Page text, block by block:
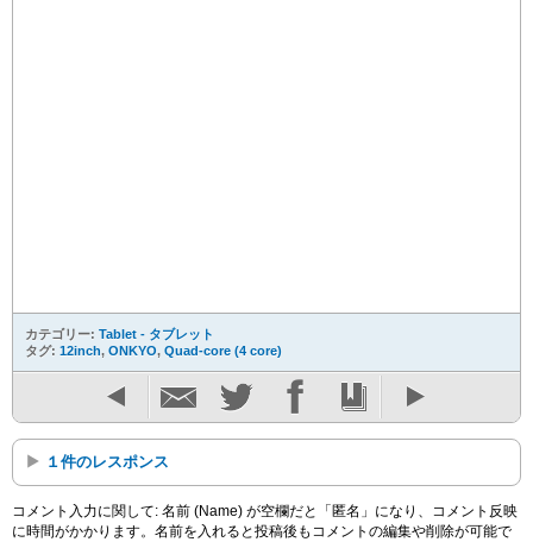
カテゴリー: Tablet - タブレット
タグ: 12inch, ONKYO, Quad-core (4 core)
１件のレスポンス
コメント入力に関して: 名前 (Name) が空欄だと「匿名」になり、コメント反映
に時間がかかります。名前を入れると投稿後もコメントの編集や削除が可能で